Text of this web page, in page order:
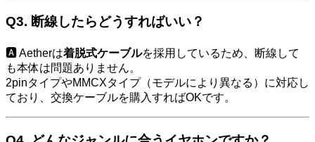
Q3. 断線したらどうすればいい？
🅰️ Aetherは着脱式ケーブルを採用しているため、断線して
も本体は問題ありません。
2pinタイプやMMCXタイプ（モデルにより異なる）に対応し
ており、交換ケーブルを購入すればOKです。